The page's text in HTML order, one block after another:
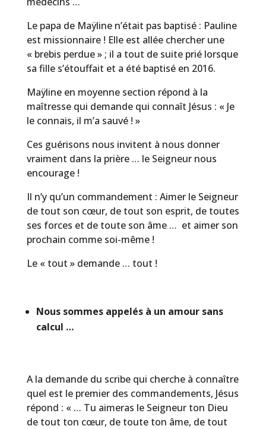
Le papa de Maÿline n’était pas baptisé : Pauline
est missionnaire ! Elle est allée chercher une
« brebis perdue » ; il a tout de suite prié lorsque
sa fille s’étouffait et a été baptisé en 2016.
Maÿline en moyenne section répond à la
maîtresse qui demande qui connaît Jésus : « Je
le connais, il m’a sauvé ! »
Ces guérisons nous invitent à nous donner
vraiment dans la prière … le Seigneur nous
encourage !
Il n’y qu’un commandement : Aimer le Seigneur
de tout son cœur, de tout son esprit, de toutes
ses forces et de toute son âme … et aimer son
prochain comme soi-même !
Le « tout » demande … tout !
Nous sommes appelés à un amour sans
calcul …
A la demande du scribe qui cherche à connaître
quel est le premier des commandements, Jésus
répond : « … Tu aimeras le Seigneur ton Dieu
de tout ton cœur, de toute ton âme, de tout